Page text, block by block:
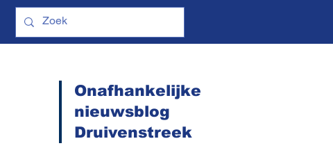
Onafhankelijke
nieuwsblog
Druivenstreek